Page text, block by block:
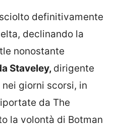
definitivamente
declinando la
nonostante
Staveley, dirigente
giorni scorsi, in
da The
la volontà di Botman